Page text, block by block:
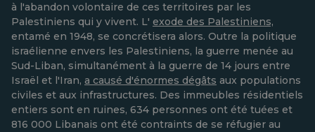
à l'abandon volontaire de ces territoires par les
Palestiniens qui y vivent. L' exode des Palestiniens,
entamé en 1948, se concrétisera alors. Outre la politique
israélienne envers les Palestiniens, la guerre menée au
Sud-Liban, simultanément à la guerre de 14 jours entre
Israël et l'Iran, a causé d'énormes dégâts aux populations
civiles et aux infrastructures. Des immeubles résidentiels
entiers sont en ruines, 634 personnes ont été tuées et
816 000 Libanais ont été contraints de se réfugier au